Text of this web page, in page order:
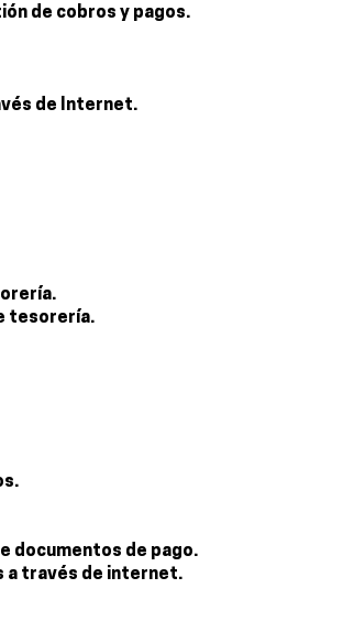
de cobros y pagos.
de Internet.
tesorería.
documentos de pago.
a través de internet.